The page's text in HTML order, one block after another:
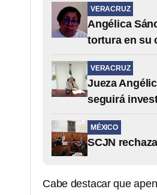
VERACRUZ
Angélica
tortura en su
VERACRUZ
Jueza
seguirá
MÉXICO
SCJN
Cabe destacar que